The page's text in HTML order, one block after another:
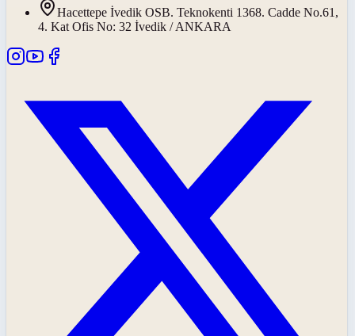
Hacettepe İvedik OSB. Teknokenti 1368. Cadde No.61,
4. Kat Ofis No: 32 İvedik / ANKARA